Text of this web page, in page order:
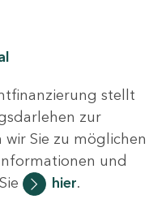
stellt
zur
Sie zu möglichen
und
hier.